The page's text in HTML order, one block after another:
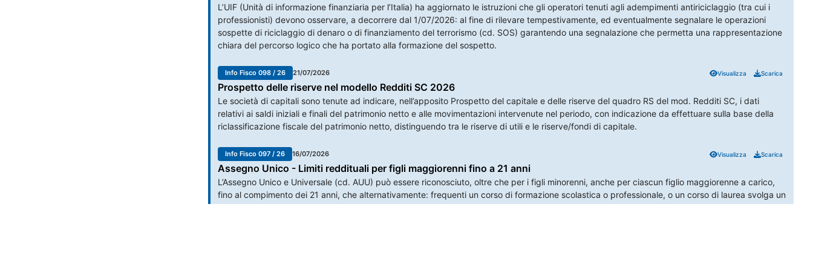
L’UIF (Unità di informazione finanziaria per l’Italia) ha aggiornato le istruzioni che gli operatori tenuti agli adempimenti antiriciclaggio (tra cui i
professionisti) devono osservare, a decorrere dal 1/07/2026: al fine di rilevare tempestivamente, ed eventualmente segnalare le operazioni
sospette di riciclaggio di denaro o di finanziamento del terrorismo (cd. SOS) garantendo una segnalazione che permetta una rappresentazione
chiara del percorso logico che ha portato alla formazione del sospetto.
Info Fisco 098 / 26 21/07/2026 Visualizza Scarica
Prospetto delle riserve nel modello Redditi SC 2026
Le società di capitali sono tenute ad indicare, nell’apposito Prospetto del capitale e delle riserve del quadro RS del mod. Redditi SC, i dati
relativi ai saldi iniziali e finali del patrimonio netto e alle movimentazioni intervenute nel periodo, con indicazione da effettuare sulla base della
riclassificazione fiscale del patrimonio netto, distinguendo tra le riserve di utili e le riserve/fondi di capitale.
Info Fisco 097 / 26 16/07/2026 Visualizza Scarica
Assegno Unico - Limiti reddituali per figli maggiorenni fino a 21 anni
L’Assegno Unico e Universale (cd. AUU) può essere riconosciuto, oltre che per i figli minorenni, anche per ciascun figlio maggiorenne a carico,
fino al compimento dei 21 anni, che alternativamente: frequenti un corso di formazione scolastica o professionale, o un corso di laurea svolga un
tirocinio o un’attività lavorativa e possieda un reddito complessivo inferiore a . 8.000 annui sia registrato come disoccupato e in cerca di un